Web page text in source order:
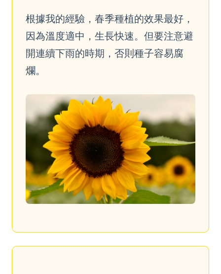
根據我的經驗，春季種植的效果最好，
因為溫度適中，生長快速。但要注意避
開連續下雨的時期，否則種子容易腐
爛。